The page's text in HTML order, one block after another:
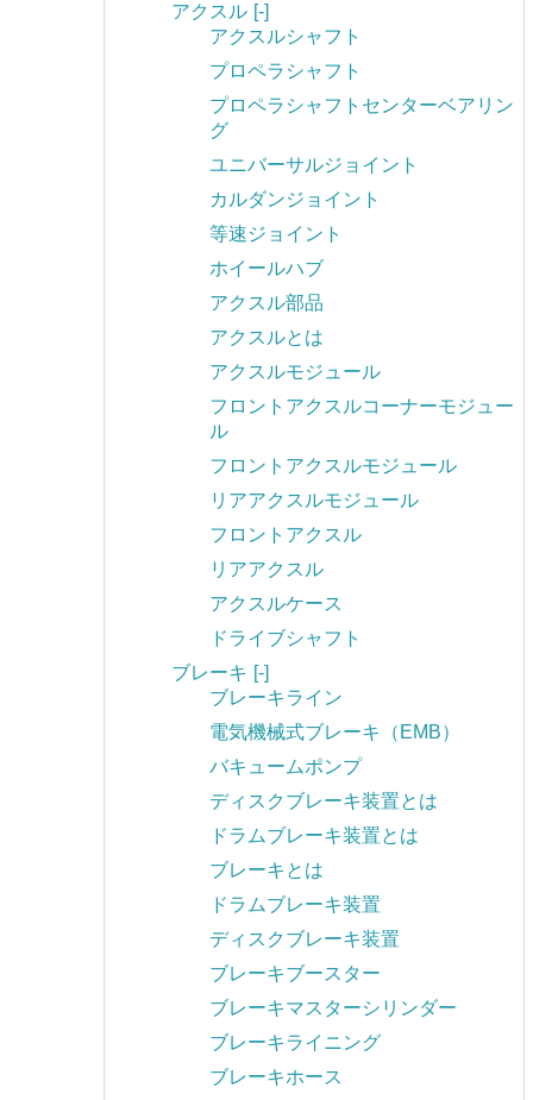
アクスル [-]
アクスルシャフト
プロペラシャフト
プロペラシャフトセンターベアリン
グ
ユニバーサルジョイント
カルダンジョイント
等速ジョイント
ホイールハブ
アクスル部品
アクスルとは
アクスルモジュール
フロントアクスルコーナーモジュー
ル
フロントアクスルモジュール
リアアクスルモジュール
フロントアクスル
リアアクスル
アクスルケース
ドライブシャフト
ブレーキ [-]
ブレーキライン
電気機械式ブレーキ（EMB）
バキュームポンプ
ディスクブレーキ装置とは
ドラムブレーキ装置とは
ブレーキとは
ドラムブレーキ装置
ディスクブレーキ装置
ブレーキブースター
ブレーキマスターシリンダー
ブレーキライニング
ブレーキホース